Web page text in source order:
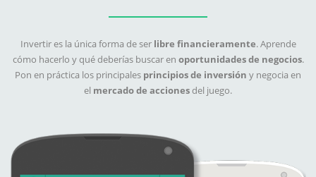
Invertir es la única forma de ser libre financieramente. Aprende
cómo hacerlo y qué deberías buscar en oportunidades de negocios.
Pon en práctica los principales principios de inversión y negocia en
el mercado de accionesdel juego.